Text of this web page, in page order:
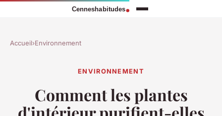
Accueil›Environnement
ENVIRONNEMENT
Comment les plantes